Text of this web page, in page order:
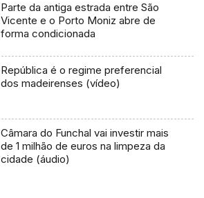
Parte da antiga estrada entre São
Vicente e o Porto Moniz abre de
forma condicionada
República é o regime preferencial
dos madeirenses (vídeo)
Câmara do Funchal vai investir mais
de 1 milhão de euros na limpeza da
cidade (áudio)